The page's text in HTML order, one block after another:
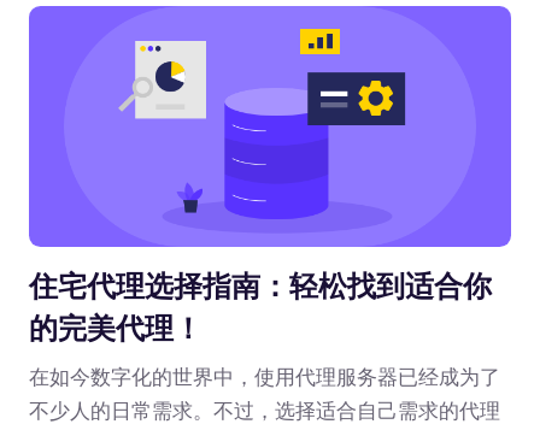
住宅代理选择指南：轻松找到适合你
的完美代理！
在如今数字化的世界中，使用代理服务器已经成为了
不少人的日常需求。不过，选择适合自己需求的代理